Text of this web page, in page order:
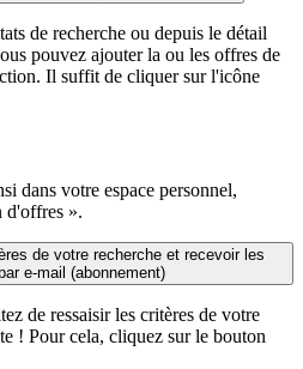
de recherche ou depuis le détail
pouvez ajouter la ou les offres de
Il suffit de cliquer sur l'icône
dans votre espace personnel,
d'offres ».
de votre recherche et recevoir les
e-mail (abonnement)
de ressaisir les critères de votre
! Pour cela, cliquez sur le bouton